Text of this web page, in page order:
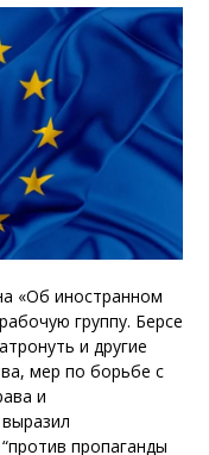
«Об иностранном
группу. Берсе
и другие
мер по борьбе с
и
пропаганды